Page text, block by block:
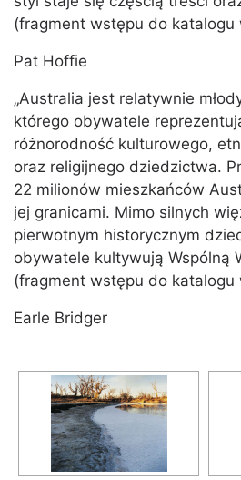
(fragment wstępu do katalogu
Pat Hoffie
„Australia jest relatywnie
którego obywatele
różnorodność kulturowego,
oraz religijnego dziedzictwa.
22 milionów mieszkańców
jej granicami. Mimo silnych
pierwotnym historycznym
obywatele kultywują Wspólną
(fragment wstępu do katalogu
Earle Bridger